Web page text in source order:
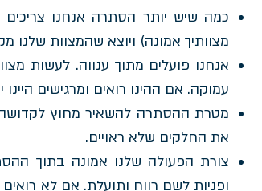
כמה שיש יותר הסתרה אנחנו
מצוותיך אמונה) ויוצא שהמצוות שלנו
אנחנו פועלים מתוך ענווה. לעשות
עמוקה. אם ההינו רואים ומרגישים
מטרת ההסתרה להשאיר מחוץ
את החלקים שלא ראויים.
צורת הפעולה שלנו אמונה בתוך
ופניות לשם רווח ותועלת. אם לא